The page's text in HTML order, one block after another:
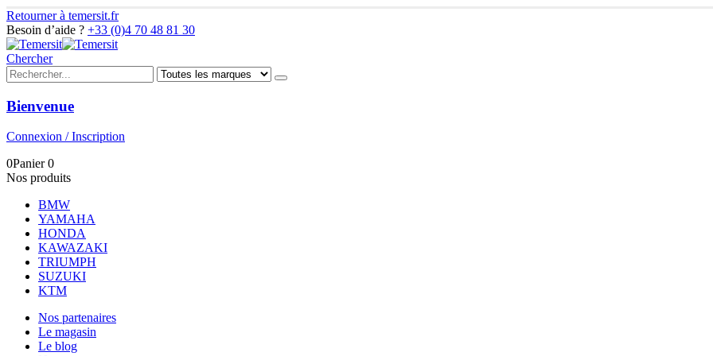
Retourner à temersit.fr
Besoin d’aide ? +33 (0)4 70 48 81 30
Chercher
Bienvenue
Connexion / Inscription
0Panier0
Nos produits
BMW
YAMAHA
HONDA
KAWAZAKI
TRIUMPH
SUZUKI
KTM
Nos partenaires
Le magasin
Le blog